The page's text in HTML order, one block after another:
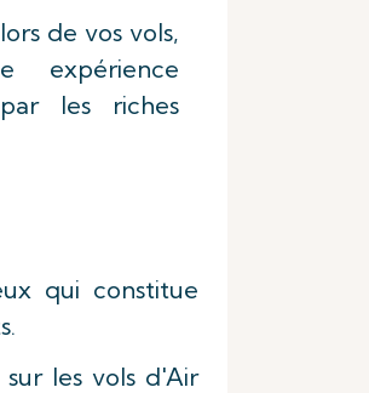
de vos vols,
expérience
les riches
qui constitue
les vols d'Air